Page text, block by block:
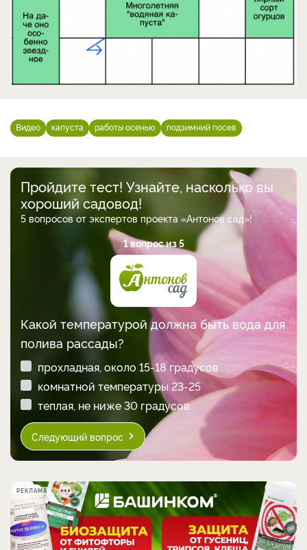
Видео капуста работы осенью подзимний посев
Пройдите тест! Узнайте, насколько вы
хороший садовод!
5 вопросов от экспертов проекта «Антонов сад»!
1 вопрос из 5
Какой температурой должна быть вода для
полива рассады?
прохладная, около 15-18 градусов
комнатной температуры 23-25
теплая, не ниже 30 градусов
Следующий вопрос
РЕКЛАМА